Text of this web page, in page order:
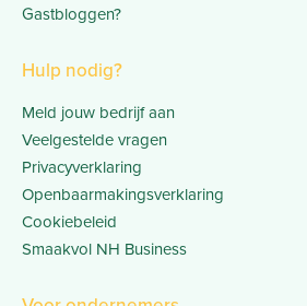
Gastbloggen?
Hulp nodig?
Meld jouw bedrijf aan
Veelgestelde vragen
Privacyverklaring
Openbaarmakingsverklaring
Cookiebeleid
Smaakvol NH Business